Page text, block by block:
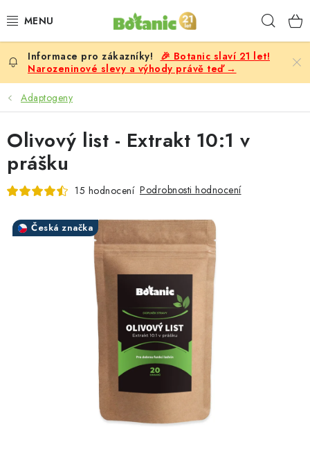
na
PREMIUM
DOPLŇKY STRAVY
CÍLE
POTRAVINY, NÁPOJE
BESTSELLERY
Recenze
Věrnostní program
🎉 Botanic slaví 21 let!
Narozeninové slevy a výhody právě teď →
Adaptogeny
Olivový list - Extrakt 10:1 v
prášku
15 hodnocení Podrobnosti hodnocení
Česká značka